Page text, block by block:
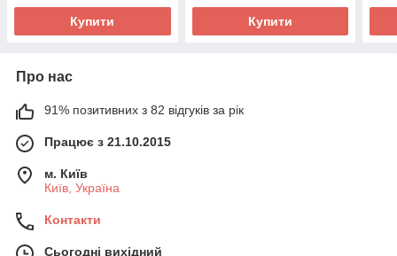
Купити Купити
Про нас
91% позитивних з 82 відгуків за рік
Працює з 21.10.2015
м. Київ
Київ, Україна
Контакти
Сьогодні вихідний